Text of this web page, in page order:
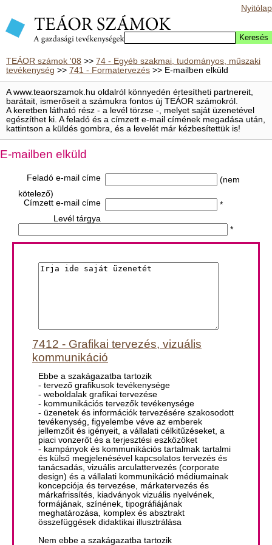
Nyitólap
TEÁOR számok '08 >> 74 - Egyéb szakmai, tudományos, műszaki
tevékenység >> 741 - Formatervezés >> E-mailben elküld
A www.teaorszamok.hu oldalról könnyedén értesítheti partnereit,
barátait, ismerőseit a számukra fontos új TEÁOR számokról.
A keretben látható rész - a levél törzse -, melyet saját üzenetével
egészíthet ki. A feladó és a címzett e-mail címének megadása után,
kattintson a küldés gombra, és a levelét már kézbesítettük is!
E-mailben elküld
Feladó e-mail címe
(nem
kötelező)
Címzett e-mail címe
*
Levél tárgya
*
7412 - Grafikai tervezés, vizuális
kommunikáció
Ebbe a szakágazatba tartozik
- tervező grafikusok tevékenysége
- weboldalak grafikai tervezése
- kommunikációs tervezők tevékenysége
- üzenetek és információk tervezésére szakosodott
tevékenység, figyelembe véve az emberek
jellemzőit és igényeit, a vállalati célkitűzéseket, a
piaci vonzerőt és a terjesztési eszközöket
- kampányok és kommunikációs tartalmak tartalmi
és külső megjelenésével kapcsolatos tervezés és
tanácsadás, vizuális arculattervezés (corporate
design) és a vállalati kommunikáció médiumainak
koncepciója és tervezése, márkatervezés és
márkafrissítés, kiadványok vizuális nyelvének,
formájának, színének, tipográfiájának
meghatározása, komplex és absztrakt
összefüggések didaktikai illusztrálása
Nem ebbe a szakágazatba tartozik